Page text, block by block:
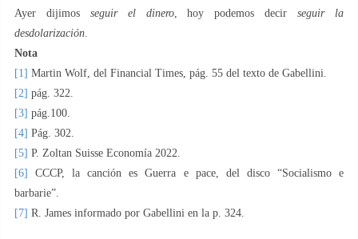
Ayer dijimos seguir el dinero, hoy podemos decirseguir la
desdolarización
Nota
[1] Martin Wolf, del Financial Times, pág. 55 del texto de Gabellini.
[2] pág. 322.
[3] pág.100.
[4] Pág. 302.
[5] P. Zoltan Suisse Economía 2022.
[6]
CCCP, la canción es Guerra e pace, del disco “Socialismo e
barbarie”.
[7] R. James informado por Gabellini en la p. 324.